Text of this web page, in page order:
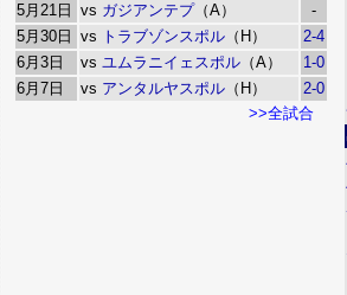
5月21日
vs ガジアンテプ（A）
-
5月30日
vs トラブゾンスポル （H）
2-4
6月3日
vs ユムラニイェスポル （A）
1-0
6月7日
vs アンタルヤスポル （H）
2-0
>>全試合